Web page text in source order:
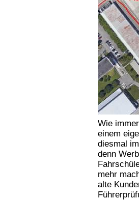
Wie
einem
diesmal
denn
mehr
alte